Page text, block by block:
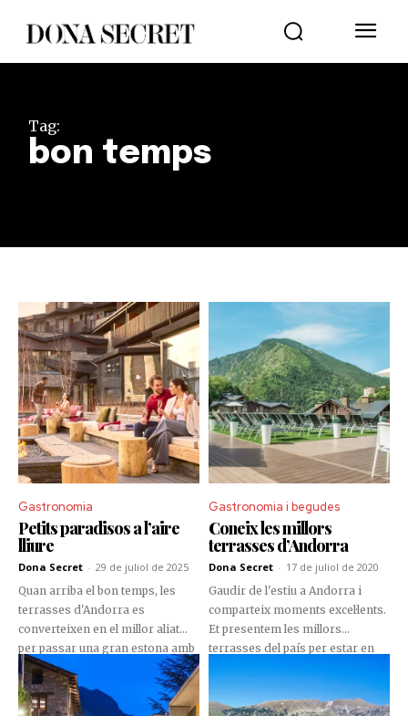
Tag:
bon temps
Gastronomia
Petits paradisos a l’aire
lliure
Dona Secret - 29 de juliol de 2025
Quan arriba el bon temps, les
terrasses d'Andorra es
converteixen en el millor aliat
per passar una gran estona amb
els amics i la família. En aquests
racons, el paisatge es fusiona
amb la gastronomia, el confort i
Gastronomia i begudes
Coneix les millors
terrasses d’Andorra
Dona Secret - 17 de juliol de 2020
Gaudir de l'estiu a Andorra i
comparteix moments excel·lents.
Et presentem les millors
terrasses del país per estar en